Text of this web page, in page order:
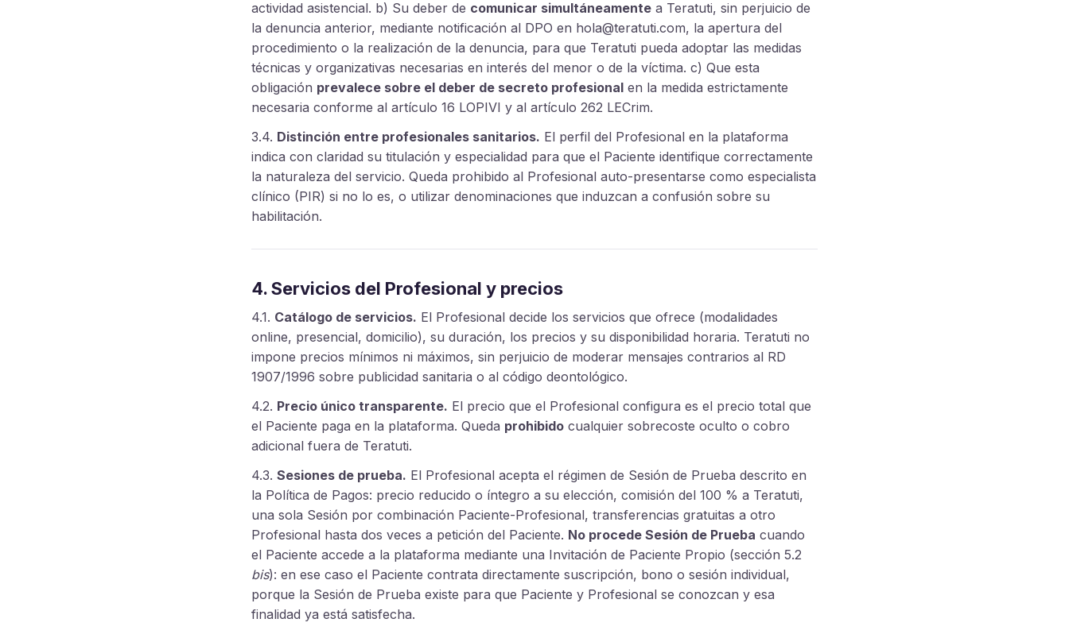
actividad asistencial. b) Su deber de comunicar simultáneamente a Teratuti, sin perjuicio de
la denuncia anterior, mediante notificación al DPO en hola@teratuti.com, la apertura del
procedimiento o la realización de la denuncia, para que Teratuti pueda adoptar las medidas
técnicas y organizativas necesarias en interés del menor o de la víctima. c) Que esta
obligación prevalece sobre el deber de secreto profesional en la medida estrictamente
necesaria conforme al artículo 16 LOPIVI y al artículo 262 LECrim.
3.4. Distinción entre profesionales sanitarios. El perfil del Profesional en la plataforma
indica con claridad su titulación y especialidad para que el Paciente identifique correctamente
la naturaleza del servicio. Queda prohibido al Profesional auto-presentarse como especialista
clínico (PIR) si no lo es, o utilizar denominaciones que induzcan a confusión sobre su
habilitación.
4. Servicios del Profesional y precios
4.1. Catálogo de servicios. El Profesional decide los servicios que ofrece (modalidades
online, presencial, domicilio), su duración, los precios y su disponibilidad horaria. Teratuti no
impone precios mínimos ni máximos, sin perjuicio de moderar mensajes contrarios al RD
1907/1996 sobre publicidad sanitaria o al código deontológico.
4.2. Precio único transparente. El precio que el Profesional configura es el precio total que
el Paciente paga en la plataforma. Queda prohibido cualquier sobrecoste oculto o cobro
adicional fuera de Teratuti.
4.3. Sesiones de prueba. El Profesional acepta el régimen de Sesión de Prueba descrito en
la Política de Pagos: precio reducido o íntegro a su elección, comisión del 100 % a Teratuti,
una sola Sesión por combinación Paciente-Profesional, transferencias gratuitas a otro
Profesional hasta dos veces a petición del Paciente. No procede Sesión de Prueba cuando
el Paciente accede a la plataforma mediante una Invitación de Paciente Propio (sección 5.2
bis): en ese caso el Paciente contrata directamente suscripción, bono o sesión individual,
porque la Sesión de Prueba existe para que Paciente y Profesional se conozcan y esa
finalidad ya está satisfecha.